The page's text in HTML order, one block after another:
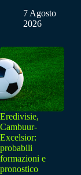
7 Agosto
2026
Eredivisie,
Cambuur-
Excelsior:
probabili
formazioni e
pronostico